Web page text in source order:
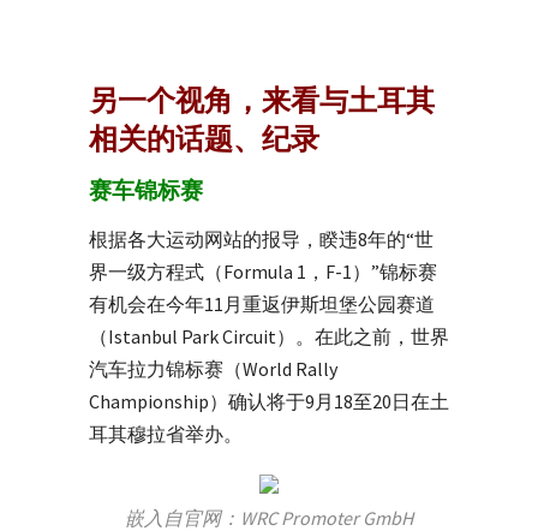
另一个视角，来看与土耳其
相关的话题、纪录
赛车锦标赛
根据各大运动网站的报导，睽违8年的“世
界一级方程式（Formula 1，F-1）”锦标赛
有机会在今年11月重返伊斯坦堡公园赛道
（Istanbul Park Circuit）。在此之前，世界
汽车拉力锦标赛（World Rally
Championship）确认将于9月18至20日在土
耳其穆拉省举办。
嵌入自官网：WRC Promoter GmbH